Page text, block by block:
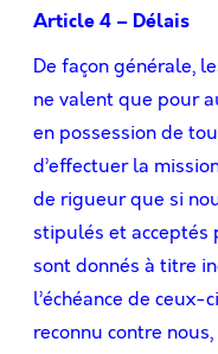
Article 4 – Délais
De façon générale,
ne valent que pour
en possession de
d’effectuer la
de rigueur que si
stipulés et acceptés
sont donnés à titre
l’échéance de ceux-
reconnu contre